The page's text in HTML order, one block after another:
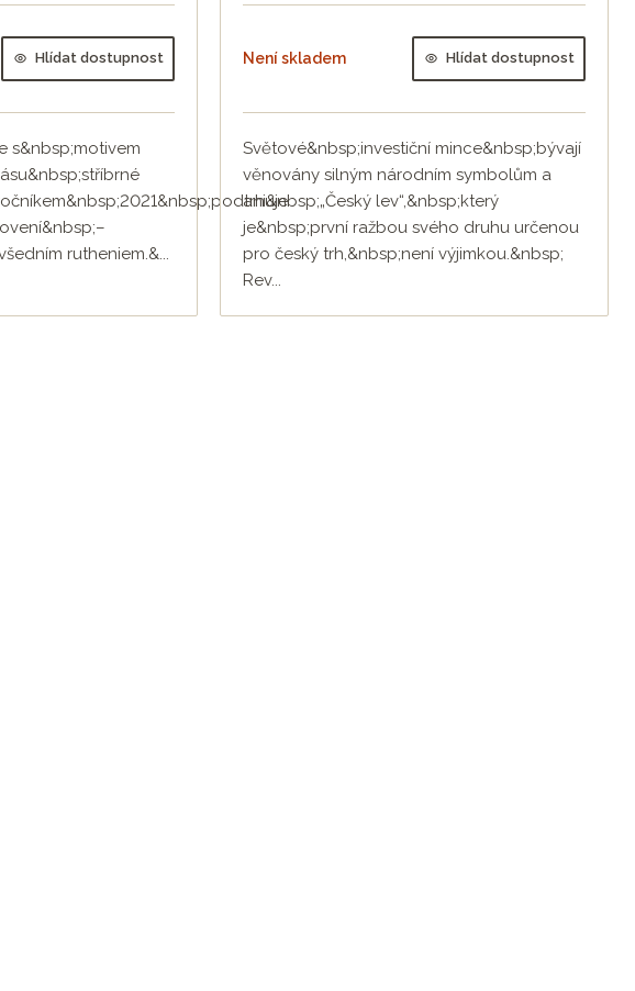
Hlídat dostupnost
s&nbsp;motivem
rutheniem.&...
Není skladem Hlídat dostupnost
Světové&nbsp;investiční mince&nbsp;bývají
věnovány silným národním symbolům a
ani&nbsp;„Český lev“,&nbsp;který
je&nbsp;první ražbou svého druhu určenou
pro český trh,&nbsp;není výjimkou.&nbsp;
Rev...